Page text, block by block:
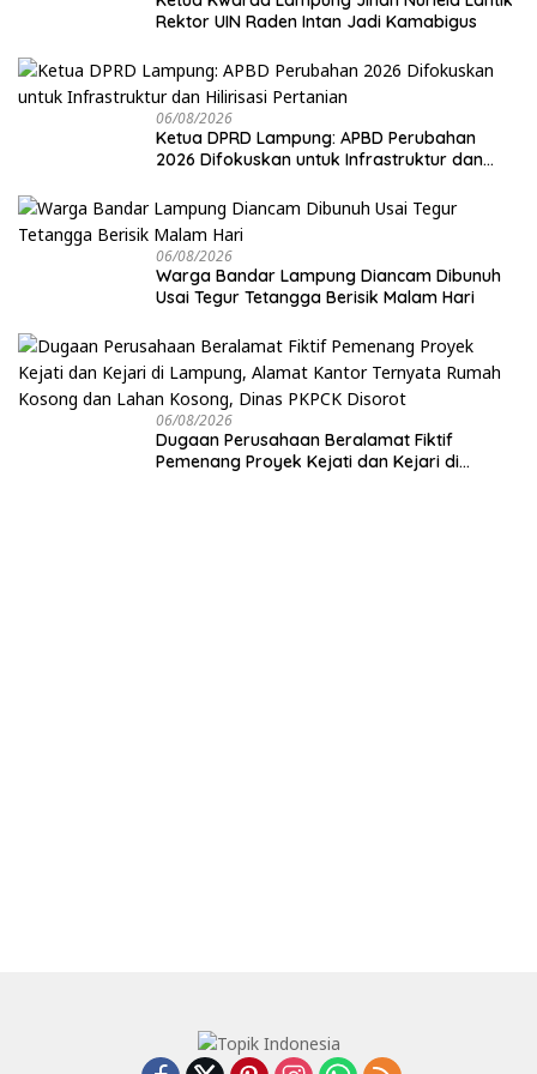
Rektor UIN Raden Intan Jadi Kamabigus
06/08/2026
Ketua DPRD Lampung: APBD Perubahan
2026 Difokuskan untuk Infrastruktur dan
06/08/2026
Warga Bandar Lampung Diancam Dibunuh
Usai Tegur Tetangga Berisik Malam Hari
06/08/2026
Dugaan Perusahaan Beralamat Fiktif
Pemenang Proyek Kejati dan Kejari di